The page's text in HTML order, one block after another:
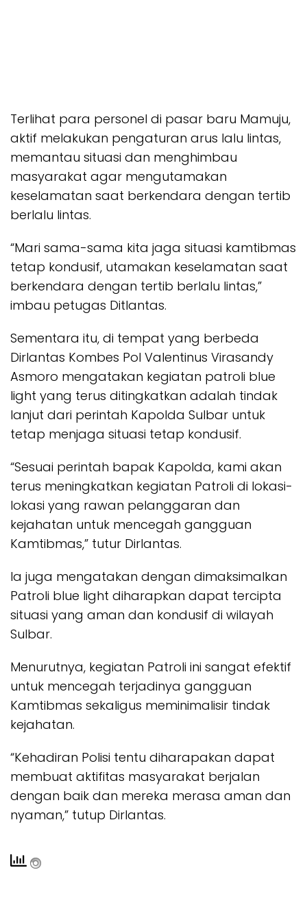
Terlihat para personel di pasar baru Mamuju,
aktif melakukan pengaturan arus lalu lintas,
memantau situasi dan menghimbau
masyarakat agar mengutamakan
keselamatan saat berkendara dengan tertib
berlalu lintas.
“Mari sama-sama kita jaga situasi kamtibmas
tetap kondusif, utamakan keselamatan saat
berkendara dengan tertib berlalu lintas,”
imbau petugas Ditlantas.
Sementara itu, di tempat yang berbeda
Dirlantas Kombes Pol Valentinus Virasandy
Asmoro mengatakan kegiatan patroli blue
light yang terus ditingkatkan adalah tindak
lanjut dari perintah Kapolda Sulbar untuk
tetap menjaga situasi tetap kondusif.
“Sesuai perintah bapak Kapolda, kami akan
terus meningkatkan kegiatan Patroli di lokasi-
lokasi yang rawan pelanggaran dan
kejahatan untuk mencegah gangguan
Kamtibmas,” tutur Dirlantas.
Ia juga mengatakan dengan dimaksimalkan
Patroli blue light diharapkan dapat tercipta
situasi yang aman dan kondusif di wilayah
Sulbar.
Menurutnya, kegiatan Patroli ini sangat efektif
untuk mencegah terjadinya gangguan
Kamtibmas sekaligus meminimalisir tindak
kejahatan.
“Kehadiran Polisi tentu diharapakan dapat
membuat aktifitas masyarakat berjalan
dengan baik dan mereka merasa aman dan
nyaman,” tutup Dirlantas.